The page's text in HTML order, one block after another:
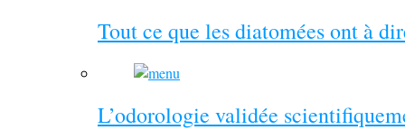
Tout ce que les diatomées ont à
L’odorologie validée